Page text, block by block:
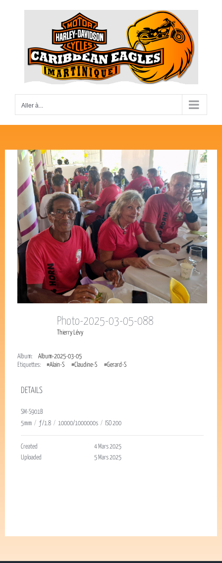
Aller à...
Photo-2025-03-05-088
Thierry Lévy
Album:
Album-2025-03-05
Étiquettes:
#Alain-S #Claudine-S #Gerard-S
DETAILS
SM-S901B
5mm / ƒ/1.8 / 10000/1000000s / ISO 200
Created
4 Mars 2025
Uploaded
5 Mars 2025